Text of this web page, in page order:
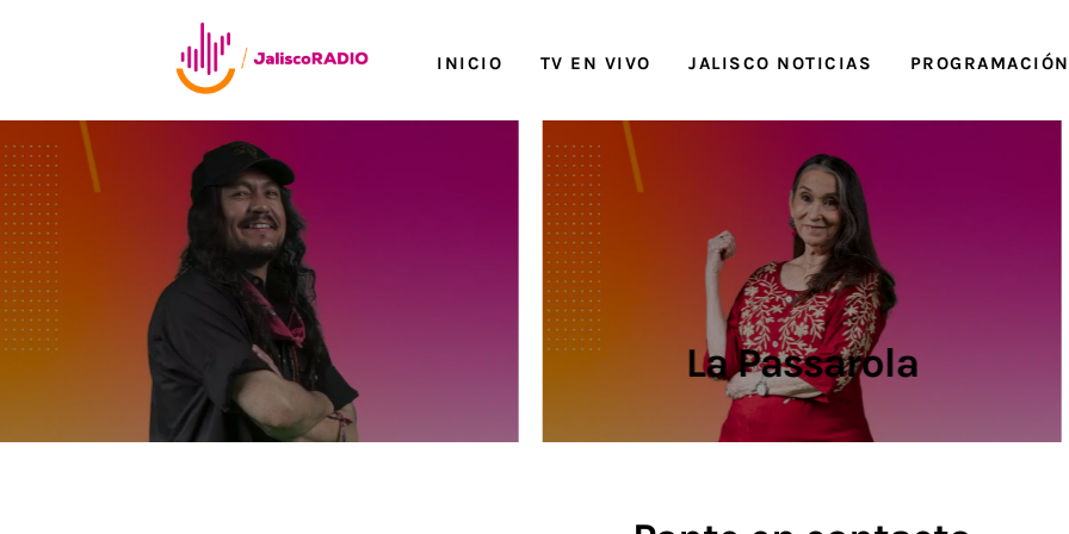
INICIO TV EN VIVO JALISCO NOTICIAS PROGRAMACIÓN
Jalisco Noticias
Programación
Jalisco TV
Jalisco RADIO / En Vivo
Contacto
La Passarola